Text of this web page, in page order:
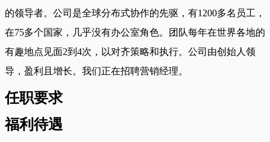
的领导者。公司是全球分布式协作的先驱，有1200多名员工，
在75多个国家，几乎没有办公室角色。团队每年在世界各地的
有趣地点见面2到4次，以对齐策略和执行。公司由创始人领
导，盈利且增长。我们正在招聘营销经理。
任职要求
福利待遇